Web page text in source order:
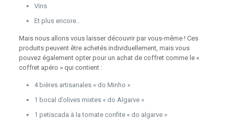
Vins
Et plus encore…
Mais nous allons vous laisser découvrir par vous-même ! Ces
produits peuvent être achetés individuellement, mais vous
pouvez également opter pour un achat de coffret comme le «
coffret apéro » qui contient :
4 bières artisanales « do Minho »
1 bocal d’olives mixtes « do Algarve »
1 petiscada à la tomate confite « do algarve »